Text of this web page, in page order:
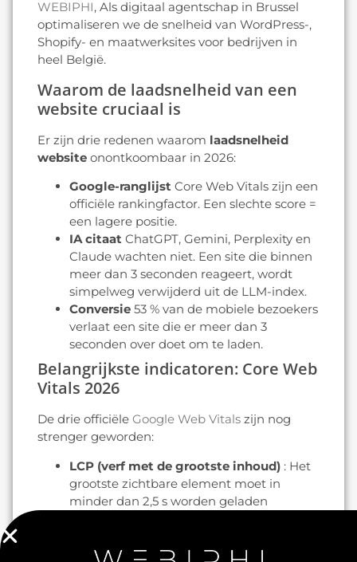
WEBIPHI, Als digitaal agentschap in Brussel
optimaliseren we de snelheid van WordPress-,
Shopify- en maatwerksites voor bedrijven in
heel België.
Waarom de laadsnelheid van een
website cruciaal is
Er zijn drie redenen waarom laadsnelheid
website onontkoombaar in 2026:
Google-ranglijst Core Web Vitals zijn een
officiële rankingfactor. Een slechte score =
een lagere positie.
IA citaat ChatGPT, Gemini, Perplexity en
Claude wachten niet. Een site die binnen
meer dan 3 seconden reageert, wordt
simpelweg verwijderd uit de LLM-index.
Conversie 53 % van de mobiele bezoekers
verlaat een site die er meer dan 3
seconden over doet om te laden.
Belangrijkste indicatoren: Core Web
Vitals 2026
De drie officiële Google Web Vitals zijn nog
strenger geworden:
LCP (verf met de grootste inhoud) : Het
grootste zichtbare element moet in
minder dan 2,5 s worden geladen
vervangt FID sinds 2024: de reactietijd op